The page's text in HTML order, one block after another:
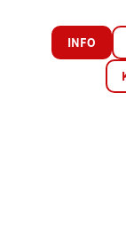
INFO